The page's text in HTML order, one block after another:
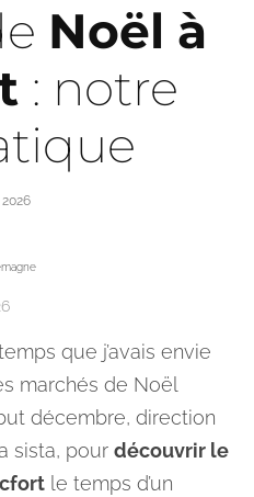
Noël à
: notre
que j’avais envie
marchés de Noël
décembre, direction
sista, pour découvrir le
le temps d’un